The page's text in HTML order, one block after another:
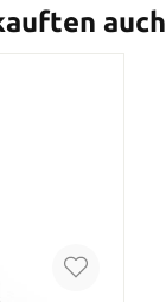
auch